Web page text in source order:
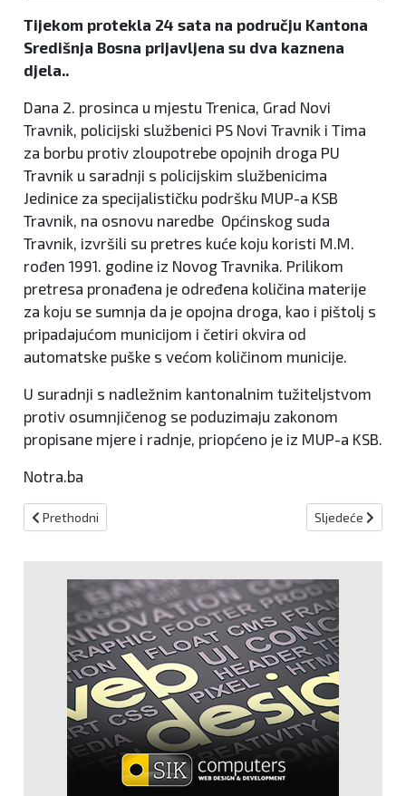
Tijekom protekla 24 sata na području Kantona
Središnja Bosna prijavljena su dva kaznena
djela..
Dana 2. prosinca u mjestu Trenica, Grad Novi
Travnik, policijski službenici PS Novi Travnik i Tima
za borbu protiv zloupotrebe opojnih droga PU
Travnik u saradnji s policijskim službenicima
Jedinice za specijalističku podršku MUP-a KSB
Travnik, na osnovu naredbe Općinskog suda
Travnik, izvršili su pretres kuće koju koristi M.M.
rođen 1991. godine iz Novog Travnika. Prilikom
pretresa pronađena je određena količina materije
za koju se sumnja da je opojna droga, kao i pištolj s
pripadajućom municijom i četiri okvira od
automatske puške s većom količinom municije.
U suradnji s nadležnim kantonalnim tužiteljstvom
protiv osumnjičenog se poduzimaju zakonom
propisane mjere i radnje, priopćeno je iz MUP-a KSB.
Notra.ba
Prethodni članak: Upućen prijedlog da se mirovine u Federaciji
Prethodni Sljedeći
Sljedeće